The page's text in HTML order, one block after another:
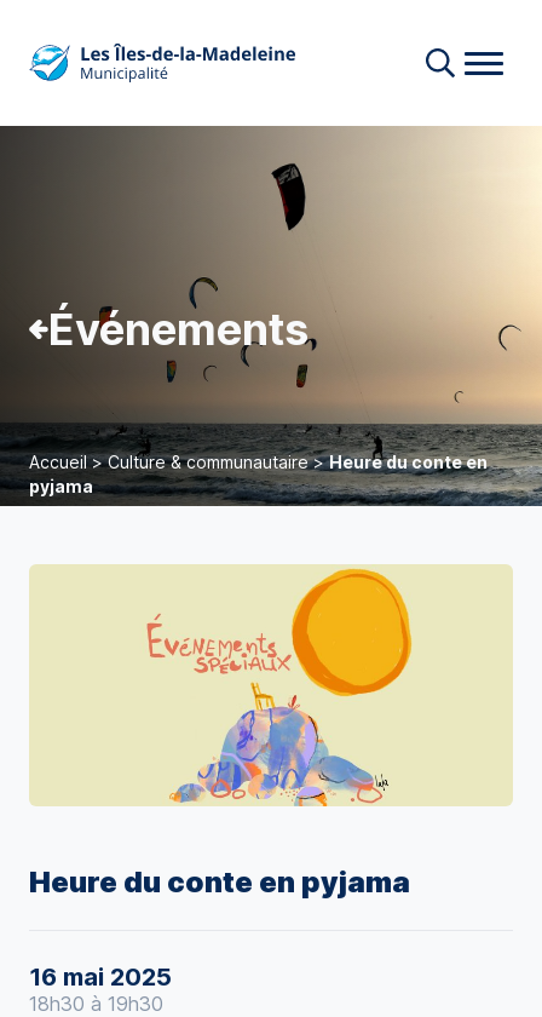
Événements
Accueil>Culture & communautaire>Heure du conte en
pyjama
Heure du conte en pyjama
16 mai 2025
18h30 à 19h30